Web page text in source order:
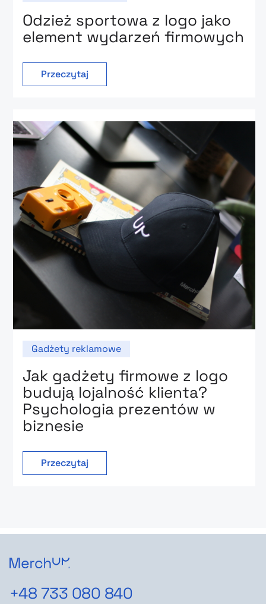
Odzież sportowa z logo jako
element wydarzeń firmowych
Przeczytaj
Gadżety reklamowe
Jak gadżety firmowe z logo
budują lojalność klienta?
Psychologia prezentów w
biznesie
Przeczytaj
+48 733 080 840